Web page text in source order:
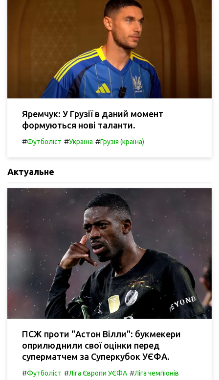
Яремчук: У Грузії в даний момент
формуються нові таланти.
#Футболіст #Україна #Грузія (країна)
Актуальне
ПСЖ проти "Астон Вілли": букмекери
оприлюднили свої оцінки перед
суперматчем за Суперкубок УЄФА.
#Футболіст #Ліга Європи УЄФА #Ліга чемпіонів